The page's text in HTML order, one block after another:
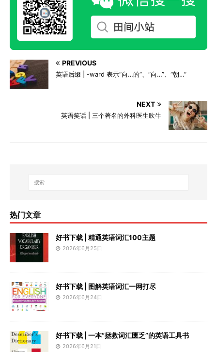
PREVIOUS
英语后缀 | -ward 表示“向…的”、“向…”、“朝…”
NEXT
英语笑话 | 三个著名的外科医生吹牛
热门文章
好书下载 | 精通英语词汇100主题
2026年6月25日
好书下载 | 图解英语词汇一网打尽
2026年6月24日
好书下载 | 一本“拯救词汇匮乏”的英语工具书
2026年6月21日